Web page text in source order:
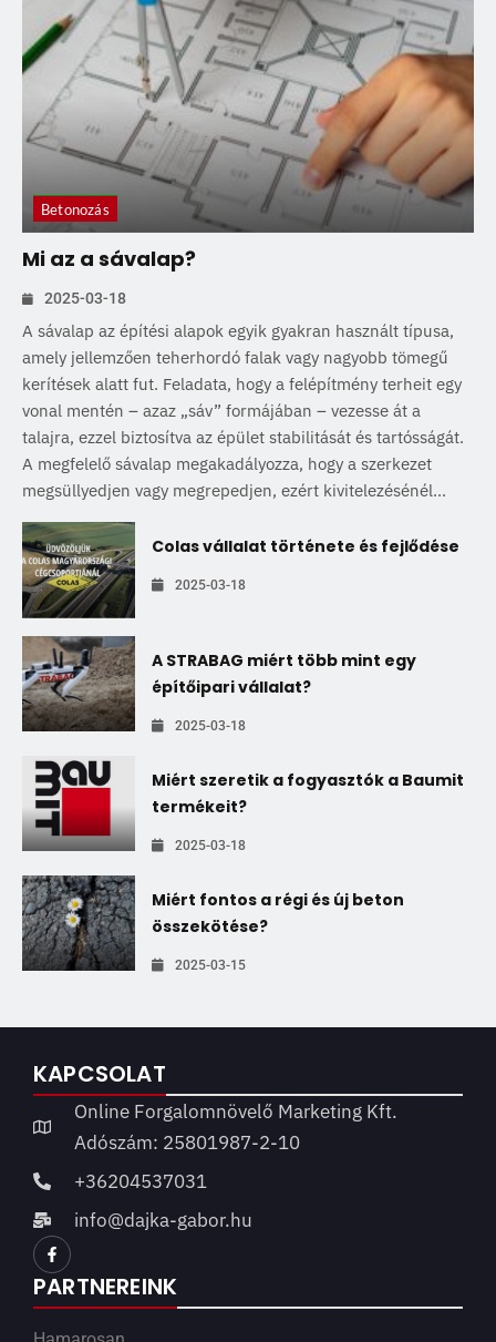
Betonozás
Mi az a sávalap?
2025-03-18
A sávalap az építési alapok egyik gyakran használt típusa,
amely jellemzően teherhordó falak vagy nagyobb tömegű
kerítések alatt fut. Feladata, hogy a felépítmény terheit egy
vonal mentén – azaz „sáv” formájában – vezesse át a
talajra, ezzel biztosítva az épület stabilitását és tartósságát.
A megfelelő sávalap megakadályozza, hogy a szerkezet
megsüllyedjen vagy megrepedjen, ezért kivitelezésénél...
Colas vállalat története és fejlődése
2025-03-18
A STRABAG miért több mint egy
építőipari vállalat?
2025-03-18
Miért szeretik a fogyasztók a Baumit
termékeit?
2025-03-18
Miért fontos a régi és új beton
összekötése?
2025-03-15
KAPCSOLAT
Online Forgalomnövelő Marketing Kft.
Adószám: 25801987-2-10
+36204537031
info@dajka-gabor.hu
PARTNEREINK